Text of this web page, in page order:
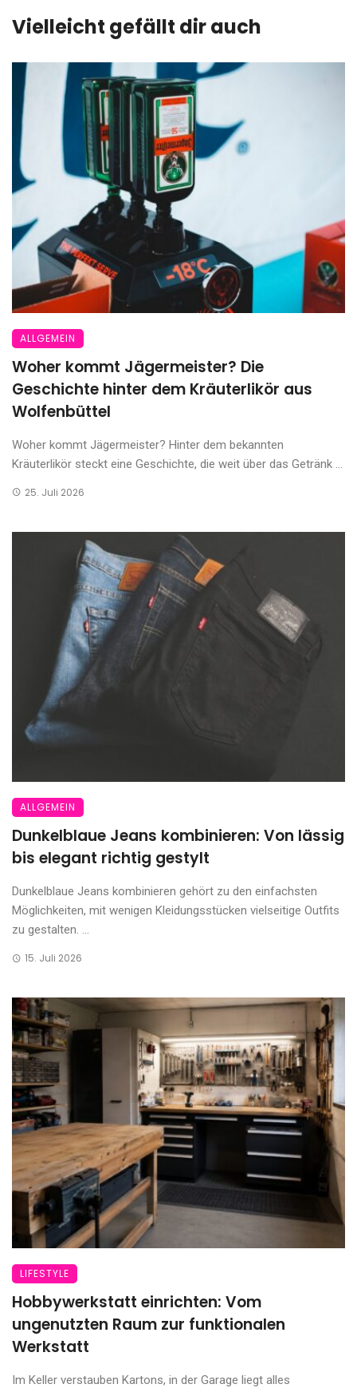
Vielleicht gefällt dir auch
ALLGEMEIN
Woher kommt Jägermeister? Die
Geschichte hinter dem Kräuterlikör aus
Wolfenbüttel
Woher kommt Jägermeister? Hinter dem bekannten
Kräuterlikör steckt eine Geschichte, die weit über das Getränk ...
25. Juli 2026
ALLGEMEIN
Dunkelblaue Jeans kombinieren: Von lässig
bis elegant richtig gestylt
Dunkelblaue Jeans kombinieren gehört zu den einfachsten
Möglichkeiten, mit wenigen Kleidungsstücken vielseitige Outfits
zu gestalten. ...
15. Juli 2026
LIFESTYLE
Hobbywerkstatt einrichten: Vom
ungenutzten Raum zur funktionalen
Werkstatt
Im Keller verstauben Kartons, in der Garage liegt alles